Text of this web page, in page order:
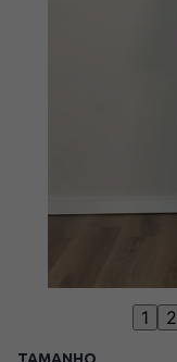
1 2
TAMANHO